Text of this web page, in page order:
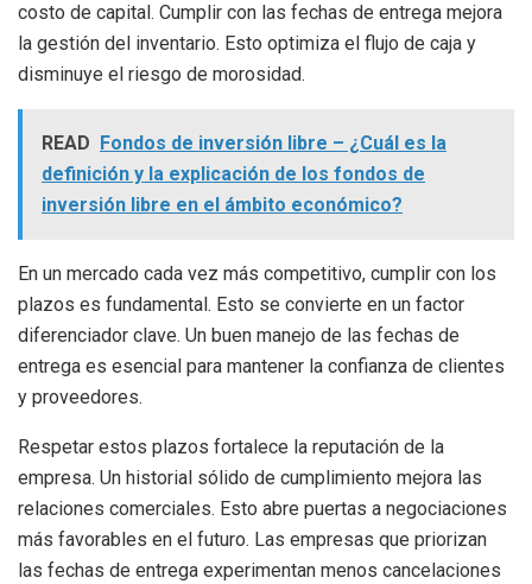
costo de capital. Cumplir con las fechas de entrega mejora
la gestión del inventario. Esto optimiza el flujo de caja y
disminuye el riesgo de morosidad.
READ Fondos de inversión libre – ¿Cuál es la
definición y la explicación de los fondos de
inversión libre en el ámbito económico?
En un mercado cada vez más competitivo, cumplir con los
plazos es fundamental. Esto se convierte en un factor
diferenciador clave. Un buen manejo de las fechas de
entrega es esencial para mantener la confianza de clientes
y proveedores.
Respetar estos plazos fortalece la reputación de la
empresa. Un historial sólido de cumplimiento mejora las
relaciones comerciales. Esto abre puertas a negociaciones
más favorables en el futuro. Las empresas que priorizan
las fechas de entrega experimentan menos cancelaciones